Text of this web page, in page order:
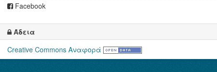
Facebook
Άδεια
Creative Commons Αναφορά